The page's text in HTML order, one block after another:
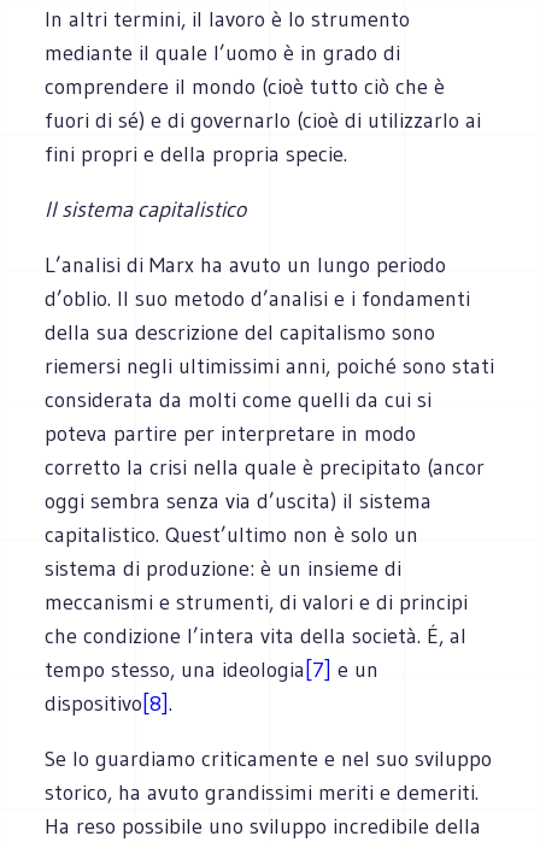
In altri termini, il lavoro è lo strumento
mediante il quale l’uomo è in grado di
comprendere il mondo (cioè tutto ciò che è
fuori di sé) e di governarlo (cioè di utilizzarlo ai
fini propri e della propria specie.
Il sistema capitalistico
L’analisi di Marx ha avuto un lungo periodo
d’oblio. Il suo metodo d’analisi e i fondamenti
della sua descrizione del capitalismo sono
riemersi negli ultimissimi anni, poiché sono stati
considerata da molti come quelli da cui si
poteva partire per interpretare in modo
corretto la crisi nella quale è precipitato (ancor
oggi sembra senza via d’uscita) il sistema
capitalistico. Quest’ultimo non è solo un
sistema di produzione: è un insieme di
meccanismi e strumenti, di valori e di principi
che condizione l’intera vita della società. É, al
tempo stesso, una ideologia [7] e un
dispositivo[8].
Se lo guardiamo criticamente e nel suo sviluppo
storico, ha avuto grandissimi meriti e demeriti.
Ha reso possibile uno sviluppo incredibile della